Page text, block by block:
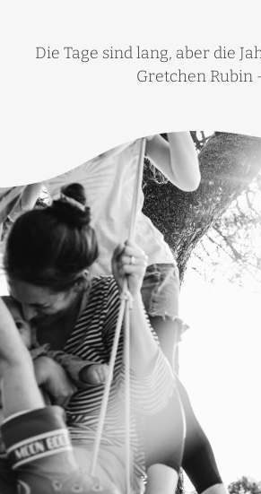
Die Tage sind lang, aber die
Gretchen Rubin